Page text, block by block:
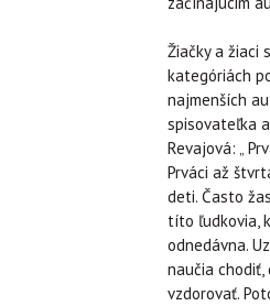
Žiačky a žiaci
kategóriách
najmenších
spisovateľka
Revajová: „
Prváci až
deti. Často
títo ľudkovia,
odnedávna.
naučia
vzdorovať.